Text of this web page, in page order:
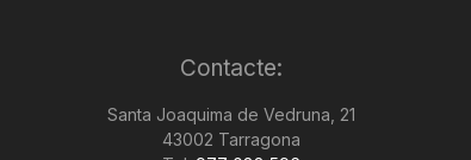
Contacte:
Santa Joaquima de Vedruna, 21
43002 Tarragona